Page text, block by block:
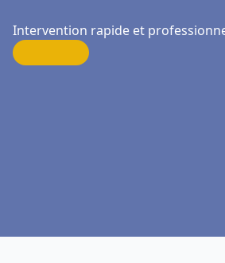
Intervention rapide et